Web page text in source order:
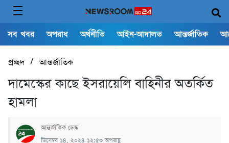
সব খবর অপরাধ অর্থনীতি আইন-আদালত আন্তর্জাতিক
প্রচ্ছদ/আন্তর্জাতিক
দামেস্কের কাছে ইসরায়েলি বাহিনীর অতর্কিত
হামলা
আন্তর্জাতিক ডেস্ক
ডিসেম্বর ১৪, ২০২৪ ১২:৫৩ অপরাহ্ণ